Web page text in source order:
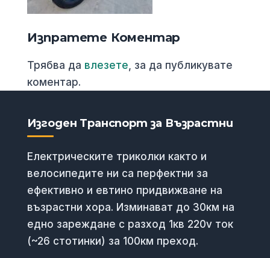
Изпратете Коментар
Трябва да влезете, за да публикувате
коментар.
Изгоден Транспорт за Възрастни
Електрическите триколки както и
велосипедите ни са перфектни за
ефективно и евтино придвижване на
възрастни хора. Изминават до 30км на
едно зареждане с разход 1кв 220v ток
(~26 стотинки) за 100км преход.